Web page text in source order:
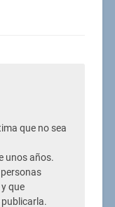
que no sea
unos años.
que